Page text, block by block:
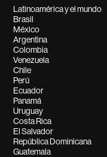
Latinoamérica y el mundo
Brasil
México
Argentina
Colombia
Venezuela
Chile
Perú
Ecuador
Panamá
Uruguay
Costa Rica
El Salvador
República Dominicana
Guatemala